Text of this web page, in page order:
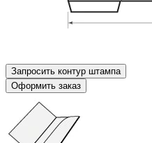
Запросить контур штампа
Оформить заказ